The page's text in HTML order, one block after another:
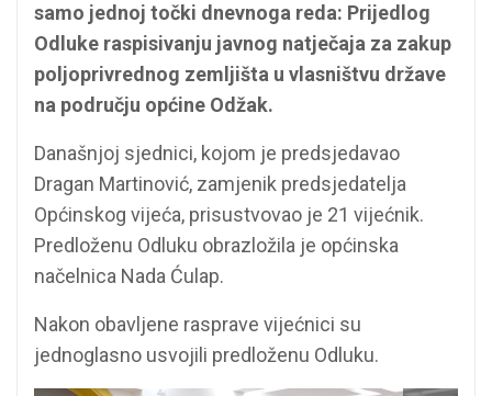
samo jednoj točki dnevnoga reda: Prijedlog
Odluke raspisivanju javnog natječaja za zakup
poljoprivrednog zemljišta u vlasništvu države
na području općine Odžak.
Današnjoj sjednici, kojom je predsjedavao
Dragan Martinović, zamjenik predsjedatelja
Općinskog vijeća, prisustvovao je 21 vijećnik.
Predloženu Odluku obrazložila je općinska
načelnica Nada Ćulap.
Nakon obavljene rasprave vijećnici su
jednoglasno usvojili predloženu Odluku.